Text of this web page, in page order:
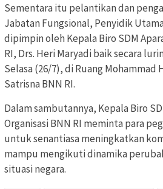
Sementara itu pelantikan dan
Jabatan Fungsional, Penyidik
dipimpin oleh Kepala Biro SDM
RI, Drs. Heri Maryadi baik secara
Selasa (26/7), di Ruang Mohammad
Satrisna BNN RI.
Dalam sambutannya, Kepala Biro
Organisasi BNN RI meminta para
untuk senantiasa meningkatkan
mampu mengikuti dinamika
situasi negara.